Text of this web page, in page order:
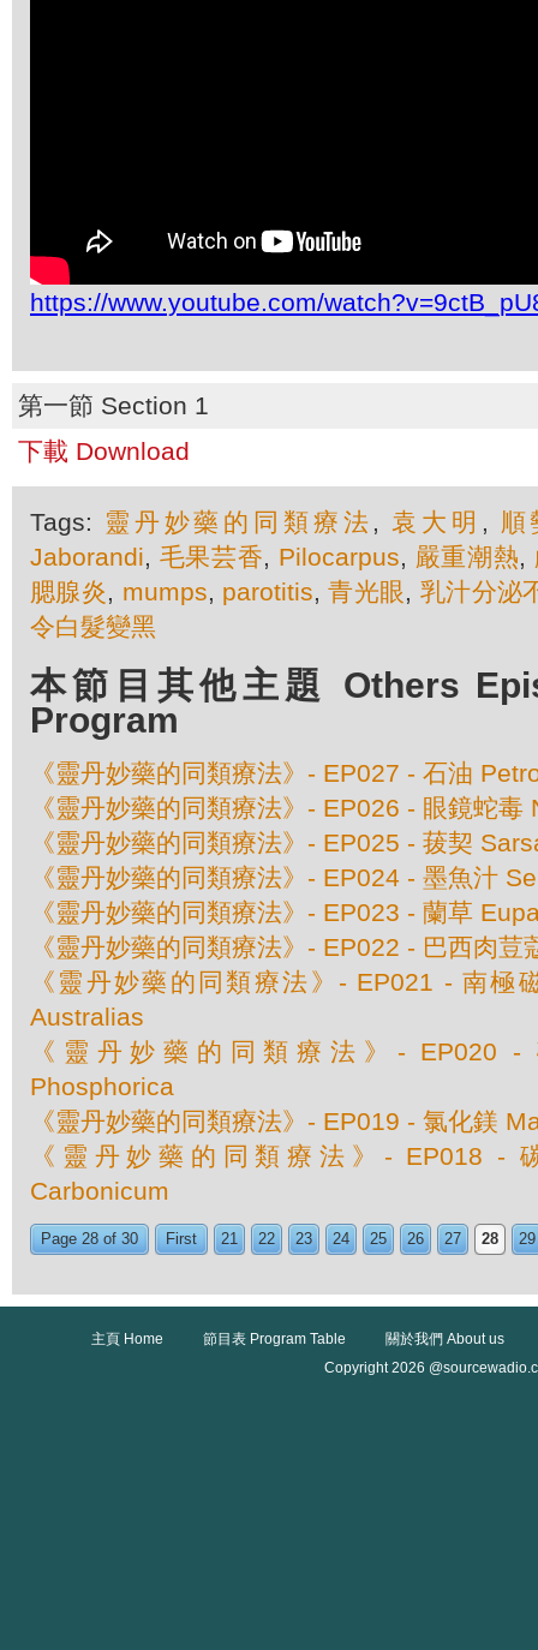
https://www.youtube.com/
第一節 Section 1
下載 Download
Tags: 靈丹妙藥的同類療法 ,袁大明 , 順
Jaborandi, 毛果芸香, Pilocarpus, 嚴重潮熱,
腮腺炎, mumps, parotitis,青光眼, 乳汁分泌
令白髮變黑
本節目其他主題 Others
Program
《靈丹妙藥的同類療法》- EP027 - 石油
《靈丹妙藥的同類療法》- EP026 - 眼鏡蛇
《靈丹妙藥的同類療法》- EP025 - 菝契
《靈丹妙藥的同類療法》- EP024 - 墨魚汁
《靈丹妙藥的同類療法》- EP023 - 蘭草
《靈丹妙藥的同類療法》- EP022 - 巴西肉
《靈丹妙藥的同類療法》- EP021 - 南極
Australias
《靈丹妙藥的同類療法》- EP020 -
Phosphorica
《靈丹妙藥的同類療法》- EP019 - 氯化鎂
《靈丹妙藥的同類療法》- EP018 -
Carbonicum
Page 28 of 30 First 21 22 23 24 25 26 27 28 29
主頁 Home 節目表 Program Table
關於我們 About us
Copyright 2026